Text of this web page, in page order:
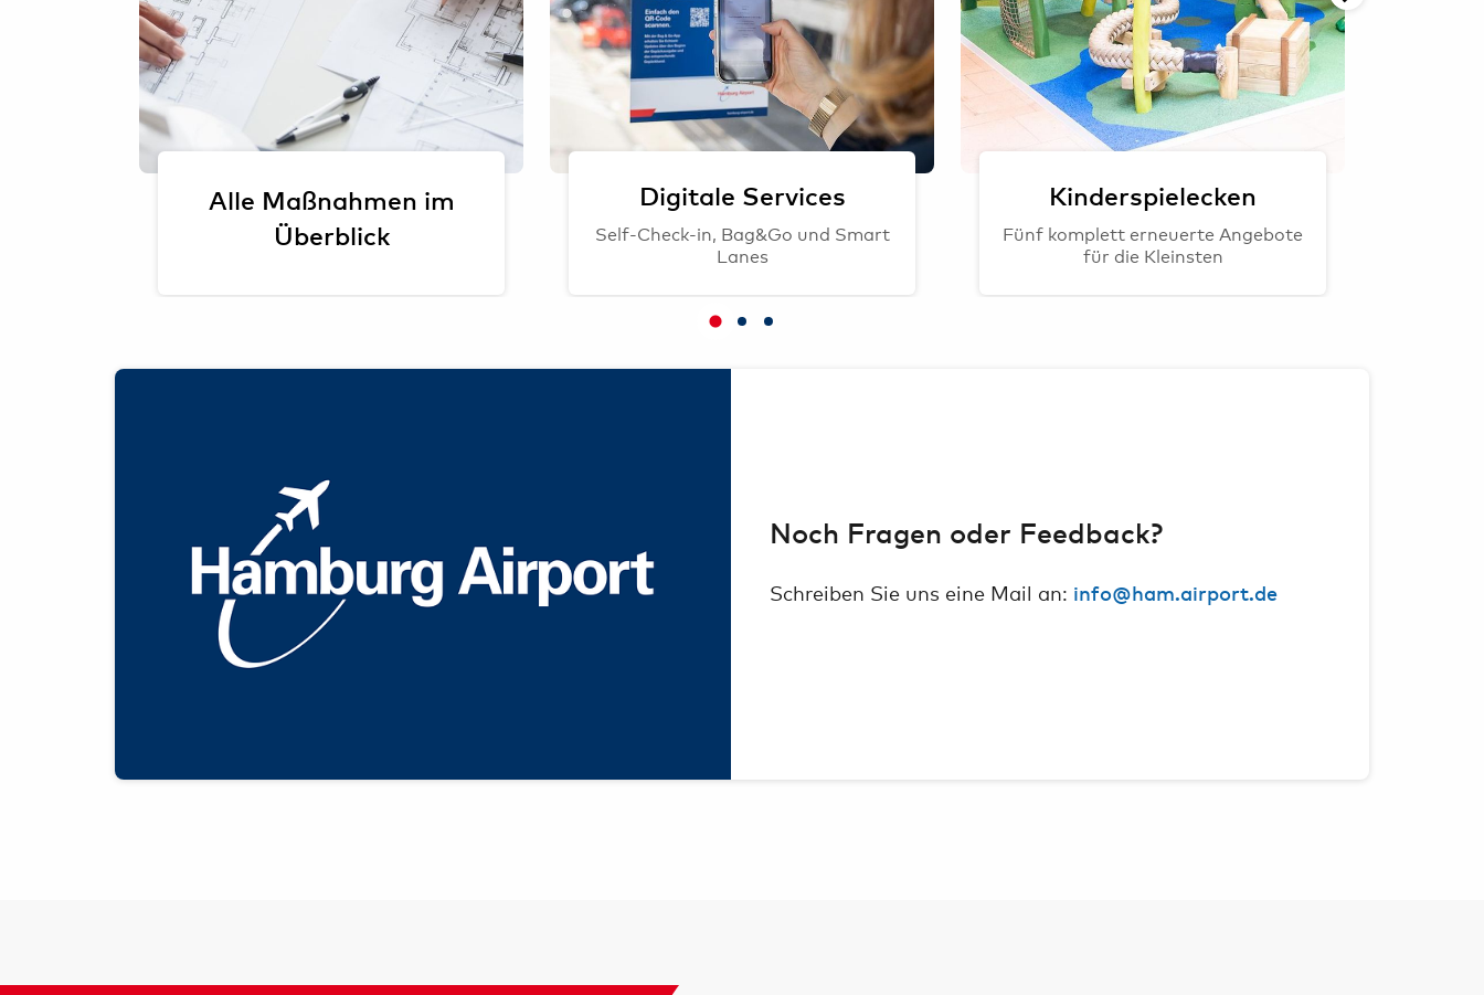
Alle Maßnahmen im
Überblick
Digitale Services
Self-Check-in, Bag&Go und Smart
Lanes
Kinderspielecken
Fünf komplett erneuerte Angebote
für die Kleinsten
Noch Fragen oder Feedback?
Schreiben Sie uns eine Mail an: info@ham.airport.de